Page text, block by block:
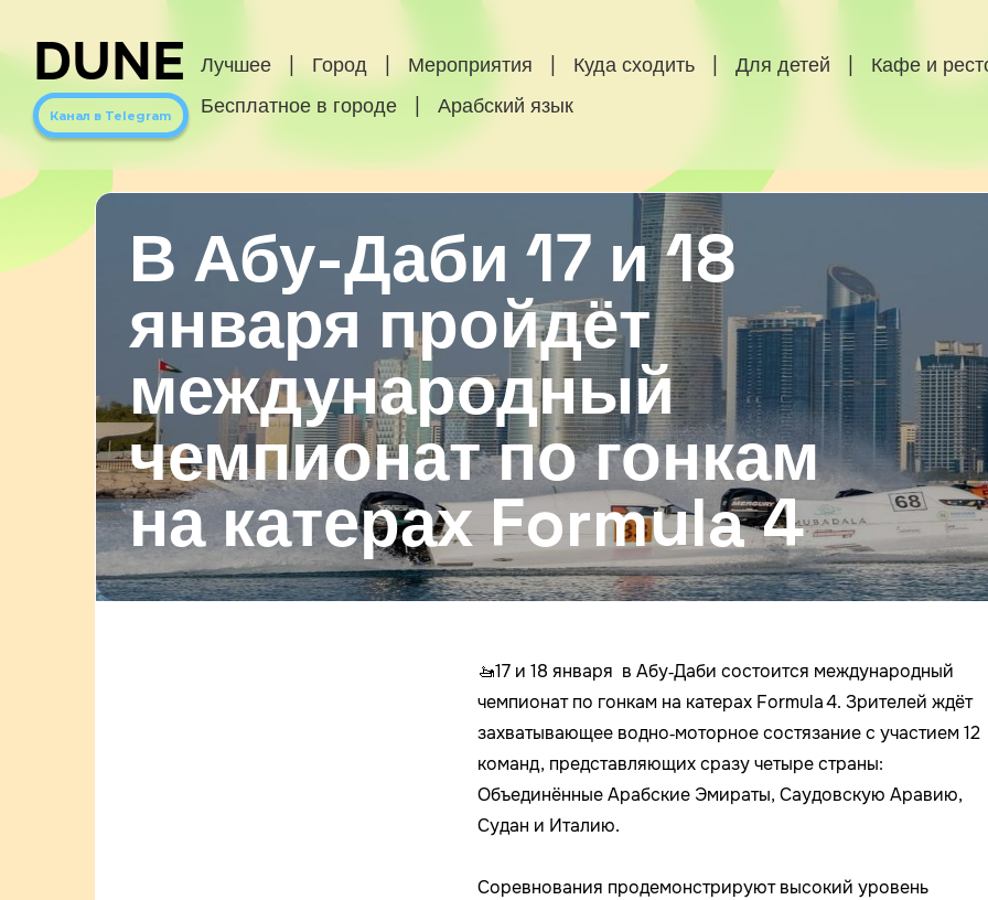
DUNE
Канал в Telegram
Лучшее Город Мероприятия Куда сходить Для детей
Кафе и
Бесплатное в городе
Арабский язык
В Абу-Даби 17 и 18
января пройдёт
международный
чемпионат по гонкам
на катерах Formula 4
🚤17 и 18 января в Абу‑Даби состоится международный
чемпионат по гонкам на катерах Formula 4. Зрителей ждёт
захватывающее водно‑моторное состязание с участием 12
команд, представляющих сразу четыре страны:
Объединённые Арабские Эмираты, Саудовскую Аравию,
Судан и Италию.
Соревнования продемонстрируют высокий уровень